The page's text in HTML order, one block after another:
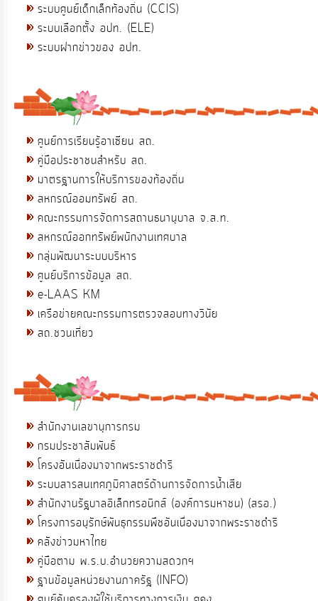
ระบบศูนย์เด็กเล็กท้องถิ่น (CCIS)
ระบบเลือกตั้ง อปท. (ELE)
ระบบฝากข่าวของ อปท.
ศูนย์การเรียนรู้อาเซียน สถ.
คู่มือประชาชนสำหรับ สถ.
มาตรฐานการให้บริการของท้องถิ่น
สหกรณ์ออมทรัพย์ สถ.
คณะกรรมการจัดการสถานธนานุบาล จ.ส.ท.
สหกรณ์ออกทรัพย์พนักงานเทศบาล
กลุ่มพัฒนาระบบบริหาร
ศูนย์บริการข้อมูล สถ.
e-LAAS KM
เครือข่ายคณะกรรมการตรวจสอบทางวินัย
สถ.ชวนเที่ยว
สำนักงานเลขานุการกรม
กรมประชาสัมพันธ์
โครงอันเนื่องมาจากพระราชดำริ
ระบบสารสนเทศภูมิศาสตร์ด้านการจัดการน้ำเสีย
สำนักงานรัฐบาลอิเล็กทรอนิกส์ (องค์การมหาชน) (สรอ.)
โครงการอนุรักษ์พันธุกรรมพืชอันเนื่องมาจากพระราชดำริ
คลังข่าวมหาไทย
คู่มือตาม พ.ร.บ.อำนวยความสดวกฯ
ฐานข้อมูลหน่วยงานภาครัฐ (INFO)